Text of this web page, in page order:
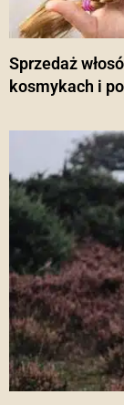
Sprzedaż
kosmykach i